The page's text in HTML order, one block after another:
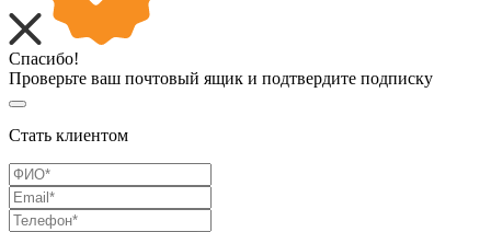
Спасибо!
Проверьте ваш почтовый ящик и подтвердите подписку
Стать клиентом